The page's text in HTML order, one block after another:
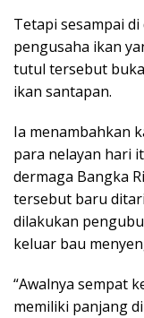
Tetapi sesampai
pengusaha ikan
tutul tersebut
ikan santapan.
Ia menambahkan
para nelayan hari
dermaga Bangka
tersebut baru
dilakukan
keluar bau
“Awalnya sempat
memiliki panjang